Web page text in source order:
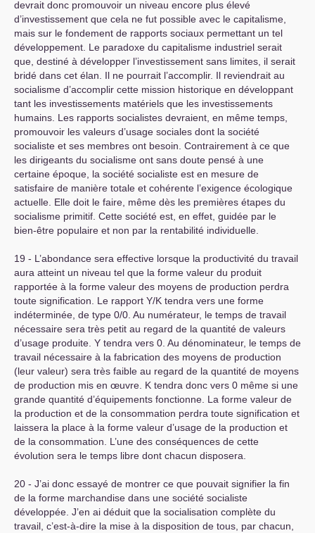
devrait donc promouvoir un niveau encore plus élevé
d’investissement que cela ne fut possible avec le capitalisme,
mais sur le fondement de rapports sociaux permettant un tel
développement. Le paradoxe du capitalisme industriel serait
que, destiné à développer l’investissement sans limites, il serait
bridé dans cet élan. Il ne pourrait l’accomplir. Il reviendrait au
socialisme d’accomplir cette mission historique en développant
tant les investissements matériels que les investissements
humains. Les rapports socialistes devraient, en même temps,
promouvoir les valeurs d’usage sociales dont la société
socialiste et ses membres ont besoin. Contrairement à ce que
les dirigeants du socialisme ont sans doute pensé à une
certaine époque, la société socialiste est en mesure de
satisfaire de manière totale et cohérente l’exigence écologique
actuelle. Elle doit le faire, même dès les premières étapes du
socialisme primitif. Cette société est, en effet, guidée par le
bien-être populaire et non par la rentabilité individuelle.
19 - L’abondance sera effective lorsque la productivité du travail
aura atteint un niveau tel que la forme valeur du produit
rapportée à la forme valeur des moyens de production perdra
toute signification. Le rapport Y/K tendra vers une forme
indéterminée, de type 0/0. Au numérateur, le temps de travail
nécessaire sera très petit au regard de la quantité de valeurs
d’usage produite. Y tendra vers 0. Au dénominateur, le temps de
travail nécessaire à la fabrication des moyens de production
(leur valeur) sera très faible au regard de la quantité de moyens
de production mis en œuvre. K tendra donc vers 0 même si une
grande quantité d’équipements fonctionne. La forme valeur de
la production et de la consommation perdra toute signification et
laissera la place à la forme valeur d’usage de la production et
de la consommation. L’une des conséquences de cette
évolution sera le temps libre dont chacun disposera.
20 - J’ai donc essayé de montrer ce que pouvait signifier la fin
de la forme marchandise dans une société socialiste
développée. J’en ai déduit que la socialisation complète du
travail, c’est-à-dire la mise à la disposition de tous, par chacun,